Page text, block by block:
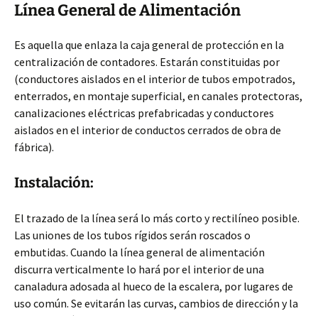
Línea General de Alimentación
Es aquella que enlaza la caja general de protección en la
centralización de contadores. Estarán constituidas por
(conductores aislados en el interior de tubos empotrados,
enterrados, en montaje superficial, en canales protectoras,
canalizaciones eléctricas prefabricadas y conductores
aislados en el interior de conductos cerrados de obra de
fábrica).
Instalación:
El trazado de la línea será lo más corto y rectilíneo posible.
Las uniones de los tubos rígidos serán roscados o
embutidas. Cuando la línea general de alimentación
discurra verticalmente lo hará por el interior de una
canaladura adosada al hueco de la escalera, por lugares de
uso común. Se evitarán las curvas, cambios de dirección y la